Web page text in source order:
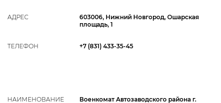
АДРЕС
603006, Нижний Новгород, Ошарская
площадь, 1
ТЕЛЕФОН +7 (831) 433-35-45
НАИМЕНОВАНИЕ
Военкомат Автозаводского района г.